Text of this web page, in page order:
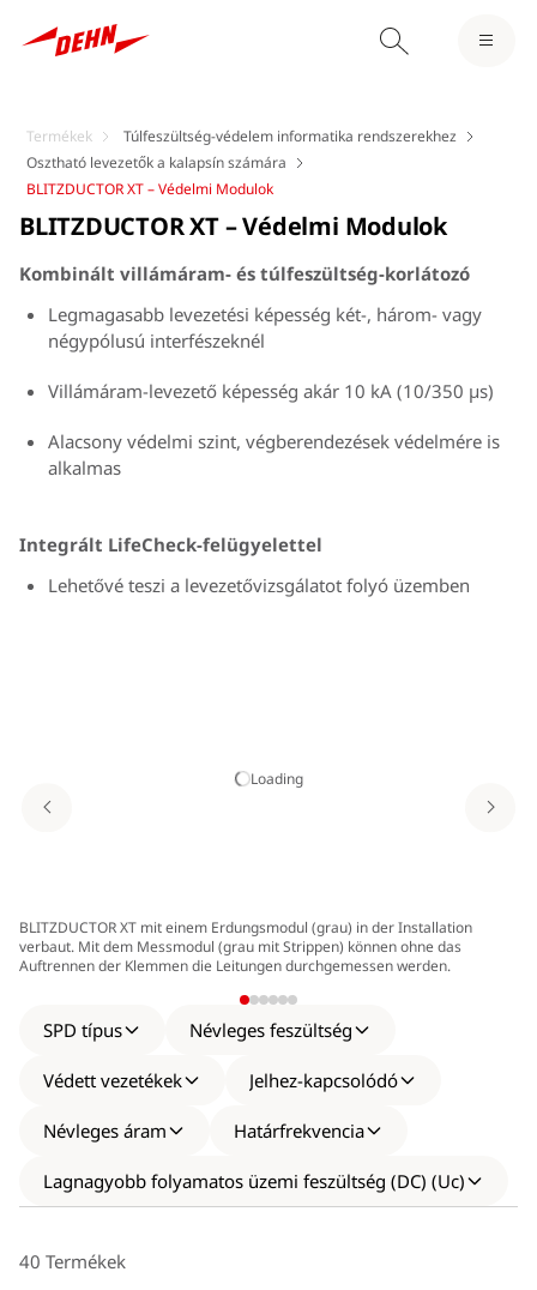
Termékek
Túlfeszültség-védelem informatika rendszerekhez
Osztható levezetők a kalapsín számára
BLITZDUCTOR XT – Védelmi Modulok
Loading
BLITZDUCTOR XT mit einem Erdungsmodul (grau) in der Installation
verbaut. Mit dem Messmodul (grau mit Strippen) können ohne das
Auftrennen der Klemmen die Leitungen durchgemessen werden.
BLITZDUCTOR XT – Védelmi Modulok
Kombinált villámáram- és túlfeszültség-korlátozó
Legmagasabb levezetési képesség két-, három- vagy
négypólusú interfészeknél
Villámáram-levezető képesség akár 10 kA (10/350 μs)
Alacsony védelmi szint, végberendezések védelmére is
alkalmas
Integrált LifeCheck-felügyelettel
Lehetővé teszi a levezetővizsgálatot folyó üzemben
Levezető felosztható védőmodulra és alapmodulra
Két univerzális alapmodul választhatóan
Minimális helyigény, 4 egyedi ér vagy 2 érpár 12 mm
SPD típus Névleges feszültség
Védett vezetékek Jelhez-kapcsolódó
Névleges áram Határfrekvencia
Lagnagyobb folyamatos üzemi feszültség (DC) (Uc)
40 Termékek